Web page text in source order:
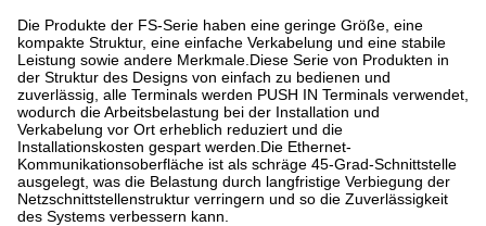
Die Produkte der FS-Serie haben eine geringe Größe, eine
kompakte Struktur, eine einfache Verkabelung und eine stabile
Leistung sowie andere Merkmale.Diese Serie von Produkten in
der Struktur des Designs von einfach zu bedienen und
zuverlässig, alle Terminals werden PUSH IN Terminals verwendet,
wodurch die Arbeitsbelastung bei der Installation und
Verkabelung vor Ort erheblich reduziert und die
Installationskosten gespart werden.Die Ethernet-
Kommunikationsoberfläche ist als schräge 45-Grad-Schnittstelle
ausgelegt, was die Belastung durch langfristige Verbiegung der
Netzschnittstellenstruktur verringern und so die Zuverlässigkeit
des Systems verbessern kann.